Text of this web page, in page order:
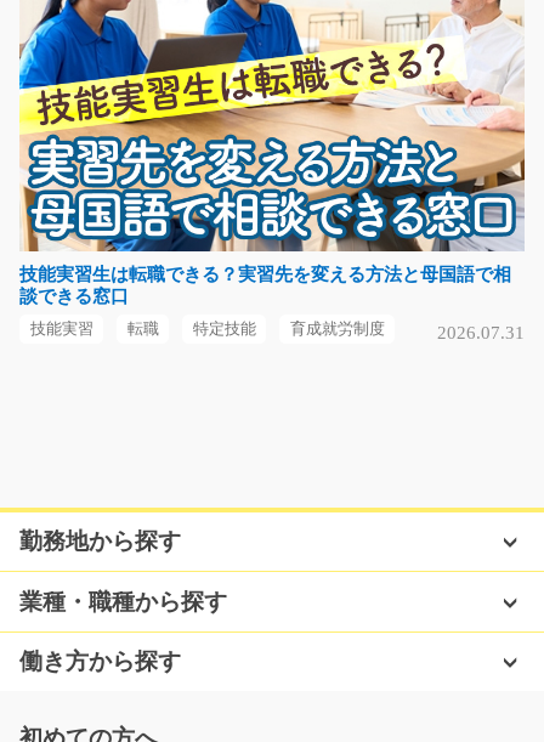
気になる
フォークリフトで生活雑貨の出荷準備/y02_00500
急募
土日祝休み！お仕事内容はフォークリフトで倉庫内の運
搬作業です☆できたば…
長期（3ヶ月以上）
時給1200円～
群馬県太田市
業です！！倉庫内は…
長期（3ヶ月以上）
時給1000円
福岡県筑後市
技能実習生は転職できる？実習先を変える方法と母国語で相
談できる窓口
技能実習 転職 特定技能 育成就労制度 2026.07.31
勤務地から探す
業種・職種から探す
働き方から探す